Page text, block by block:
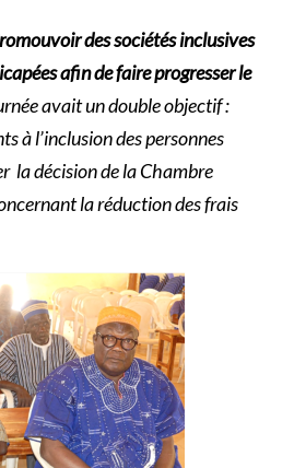
des sociétés inclusives
afin de faire progresser le
avait un double objectif :
à l’inclusion des personnes
la décision de la Chambre
la réduction des frais